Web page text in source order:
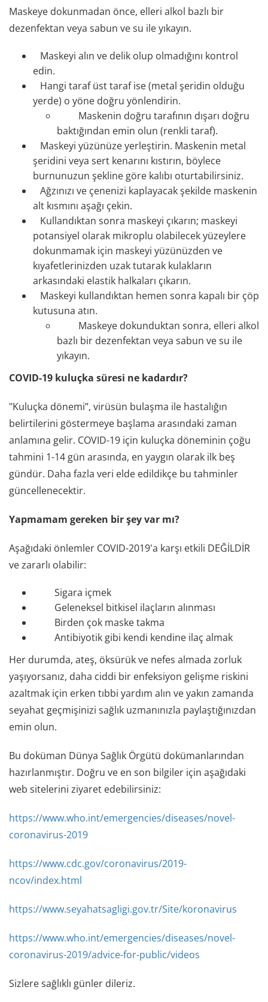
Maskeye dokunmadan önce, elleri alkol bazlı bir
dezenfektan veya sabun ve su ile yıkayın.
Maskeyi alın ve delik olup olmadığını kontrol
edin.
Hangi taraf üst taraf ise (metal şeridin olduğu
yerde) o yöne doğru yönlendirin.
Maskenin doğru tarafının dışarı doğru
baktığından emin olun (renkli taraf).
Maskeyi yüzünüze yerleştirin. Maskenin metal
şeridini veya sert kenarını kıstırın, böylece
burnunuzun şekline göre kalıbı oturtabilirsiniz.
Ağzınızı ve çenenizi kaplayacak şekilde maskenin
alt kısmını aşağı çekin.
Kullandıktan sonra maskeyi çıkarın; maskeyi
potansiyel olarak mikroplu olabilecek yüzeylere
dokunmamak için maskeyi yüzünüzden ve
kıyafetlerinizden uzak tutarak kulakların
arkasındaki elastik halkaları çıkarın.
Maskeyi kullandıktan hemen sonra kapalı bir çöp
kutusuna atın.
Maskeye dokunduktan sonra, elleri alkol
bazlı bir dezenfektan veya sabun ve su ile
yıkayın.
COVID-19 kuluçka süresi ne kadardır?
"Kuluçka dönemi”, virüsün bulaşma ile hastalığın
belirtilerini göstermeye başlama arasındaki zaman
anlamına gelir. COVID-19 için kuluçka döneminin çoğu
tahmini 1-14 gün arasında, en yaygın olarak ilk beş
gündür. Daha fazla veri elde edildikçe bu tahminler
güncellenecektir.
Yapmamam gereken bir şey var mı?
Aşağıdaki önlemler COVID-2019'a karşı etkili DEĞİLDİR
ve zararlı olabilir:
Sigara içmek
Geleneksel bitkisel ilaçların alınması
Birden çok maske takma
Antibiyotik gibi kendi kendine ilaç almak
Her durumda, ateş, öksürük ve nefes almada zorluk
yaşıyorsanız, daha ciddi bir enfeksiyon gelişme riskini
azaltmak için erken tıbbi yardım alın ve yakın zamanda
seyahat geçmişinizi sağlık uzmanınızla paylaştığınızdan
emin olun.
Bu doküman Dünya Sağlık Örgütü dokümanlarından
hazırlanmıştır. Doğru ve en son bilgiler için aşağıdaki
web sitelerini ziyaret edebilirsiniz:
https://www.who.int/emergencies/diseases/novel-
coronavirus-2019
https://www.cdc.gov/coronavirus/2019-
ncov/index.html
https://www.seyahatsagligi.gov.tr/Site/koronavirus
https://www.who.int/emergencies/diseases/novel-
coronavirus-2019/advice-for-public/videos
Sizlere sağlıklı günler dileriz.